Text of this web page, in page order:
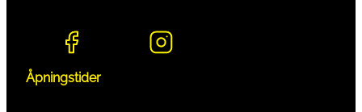
Åpningstider